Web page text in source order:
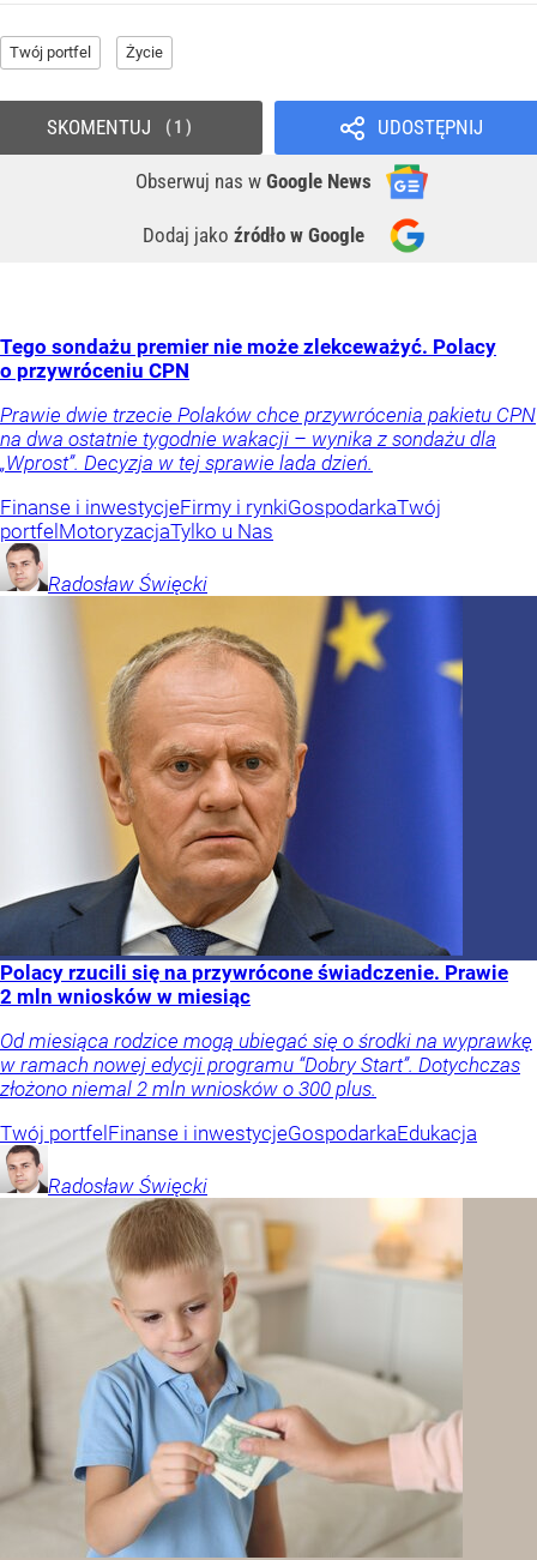
Twój portfel Życie
UDOSTĘPNIJ
Obserwuj nas w Google News
Dodaj jako źródło w Google
SKOMENTUJ 1
Tego sondażu premier nie może zlekceważyć. Polacy
o przywróceniu CPN
Prawie dwie trzecie Polaków chce przywrócenia pakietu CPN
na dwa ostatnie tygodnie wakacji – wynika z sondażu dla
„Wprost”. Decyzja w tej sprawie lada dzień.
Finanse i inwestycjeFirmy i rynkiGospodarkaTwój
portfel MotoryzacjaTylko u Nas
Radosław Święcki
Polacy rzucili się na przywrócone świadczenie. Prawie
2 mln wniosków w miesiąc
Od miesiąca rodzice mogą ubiegać się o środki na wyprawkę
w ramach nowej edycji programu “Dobry Start”. Dotychczas
złożono niemal 2 mln wniosków o 300 plus.
Twój portfel Finanse i inwestycjeGospodarkaEdukacja
Radosław Święcki